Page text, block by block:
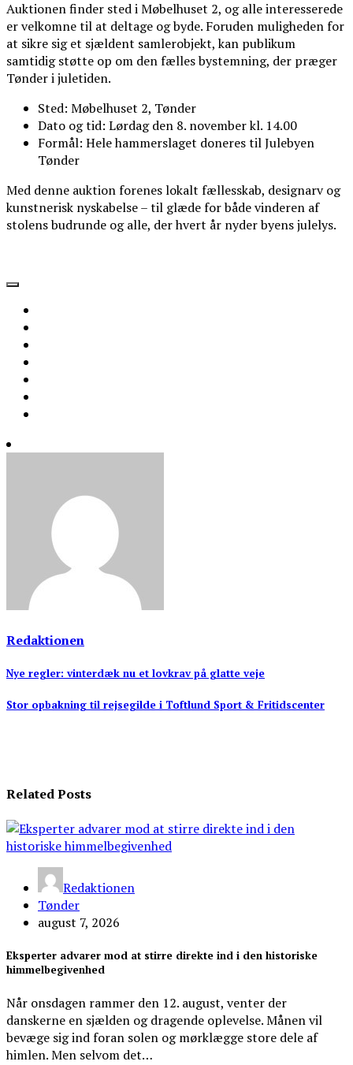
Auktionen finder sted i Møbelhuset 2, og alle interesserede
er velkomne til at deltage og byde. Foruden muligheden for
at sikre sig et sjældent samlerobjekt, kan publikum
samtidig støtte op om den fælles bystemning, der præger
Tønder i juletiden.
Sted: Møbelhuset 2, Tønder
Dato og tid: Lørdag den 8. november kl. 14.00
Formål: Hele hammerslaget doneres til Julebyen
Tønder
Med denne auktion forenes lokalt fællesskab, designarv og
kunstnerisk nyskabelse – til glæde for både vinderen af
stolens budrunde og alle, der hvert år nyder byens julelys.
Redaktionen
Indlægsnavigation
Nye regler: vinterdæk nu et lovkrav på glatte veje
Stor opbakning til rejsegilde i Toftlund Sport & Fritidscenter
Related Posts
Redaktionen
Tønder
august 7, 2026
Eksperter advarer mod at stirre direkte ind i den historiske
himmelbegivenhed
Når onsdagen rammer den 12. august, venter der
danskerne en sjælden og dragende oplevelse. Månen vil
bevæge sig ind foran solen og mørklægge store dele af
himlen. Men selvom det…